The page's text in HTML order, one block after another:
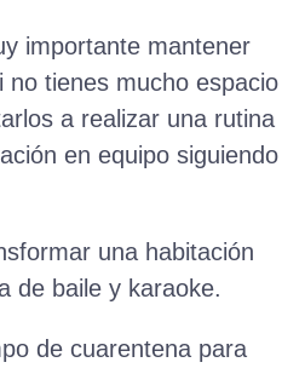
importante mantener
no tienes mucho espacio
a realizar una rutina
en equipo siguiendo
una habitación
de baile y karaoke.
de cuarentena para